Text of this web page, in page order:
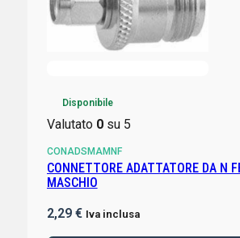
Disponibile
Valutato 0su 5
CONADSMAMNF
CONNETTORE ADATTATORE DA N
MASCHIO
2,29 € Iva inclusa